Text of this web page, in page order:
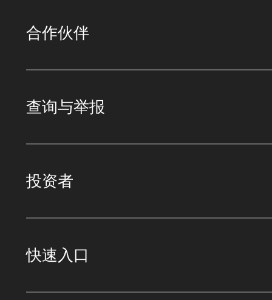
合作伙伴
查询与举报
投资者
快速入口